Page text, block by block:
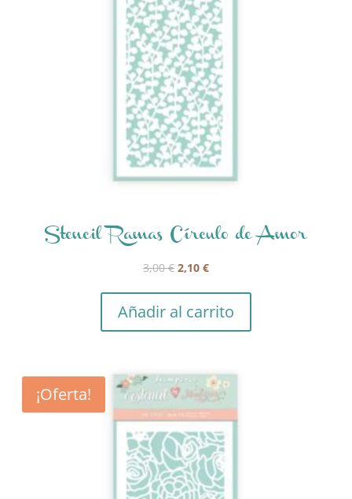
Stencil Ramas Círculo de Amor
3,00€ El
original
era:
2,10 €El
actual
es:
Añadir al carrito
¡Oferta!